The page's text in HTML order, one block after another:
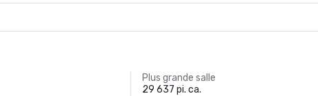
Plus grande salle
29 637 pi. ca.